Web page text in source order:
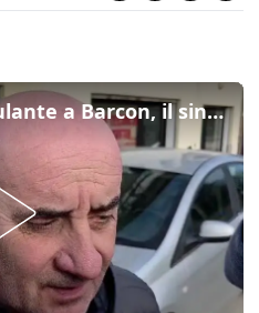
Schiacciato dal basculante a Barcon, il sindaco: "Tragedia immane"